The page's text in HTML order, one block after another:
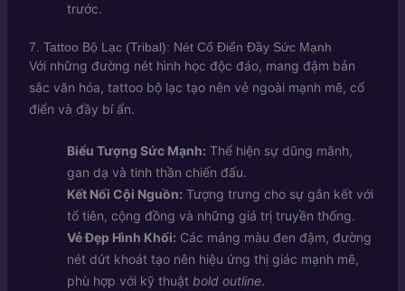
trước.
7. Tattoo Bộ Lạc (Tribal): Nét Cổ Điển Đầy Sức Mạnh
Với những đường nét hình học độc đáo, mang đậm bản
sắc văn hóa, tattoo bộ lạc tạo nên vẻ ngoài mạnh mẽ, cổ
điển và đầy bí ẩn.
Biểu Tượng Sức Mạnh: Thể hiện sự dũng mãnh,
gan dạ và tinh thần chiến đấu.
Kết Nối Cội Nguồn: Tượng trưng cho sự gắn kết với
tổ tiên, cộng đồng và những giá trị truyền thống.
Vẻ Đẹp Hình Khối: Các mảng màu đen đậm, đường
nét dứt khoát tạo nên hiệu ứng thị giác mạnh mẽ,
phù hợp với kỹ thuật bold outline.